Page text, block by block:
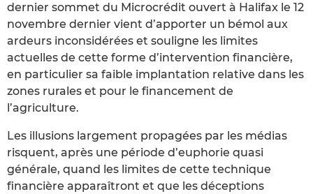
dernier sommet du Microcrédit ouvert à Halifax le 12
novembre dernier vient d’apporter un bémol aux
ardeurs inconsidérées et souligne les limites
actuelles de cette forme d’intervention financière,
en particulier sa faible implantation relative dans les
zones rurales et pour le financement de
l’agriculture.
Les illusions largement propagées par les médias
risquent, après une période d’euphorie quasi
générale, quand les limites de cette technique
financière apparaîtront et que les déceptions